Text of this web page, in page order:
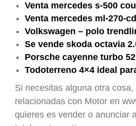
Venta mercedes s-500
Venta mercedes ml-270-
Volkswagen – polo
Se vende skoda octavia
Porsche cayenne turbo
Todoterreno 4×4 ideal
Si necesitas alguna otra
relacionadas con Motor en
quieres es vender o anunciar